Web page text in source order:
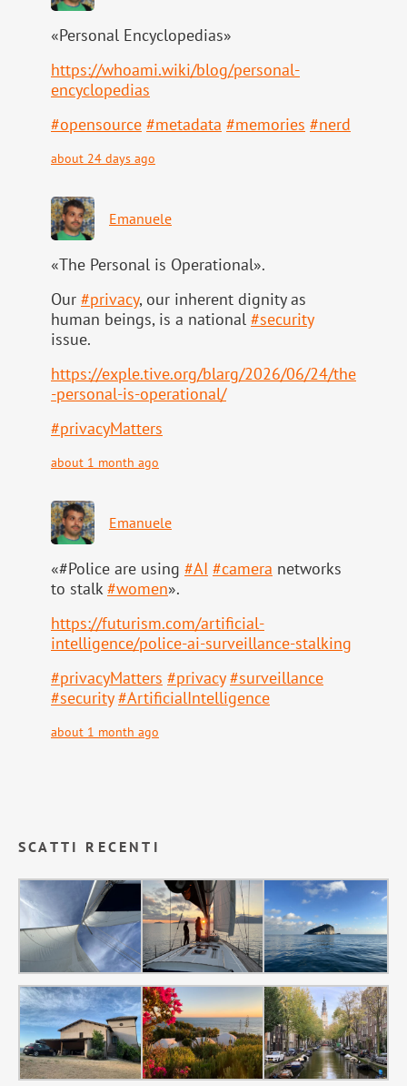
«Personal Encyclopedias»
https://whoami.wiki/blog/personal-
encyclopedias
#opensource #metadata #memories #nerd
about 24 days ago
Emanuele
«The Personal is Operational».
Our #privacy, our inherent dignity as
human beings, is a national #security
issue.
https://exple.tive.org/blarg/2026/06/24/the
-personal-is-operational/
#privacyMatters
about 1 month ago
Emanuele
«#Police are using #AI #camera networks
to stalk#women».
https://futurism.com/artificial-
intelligence/police-ai-surveillance-stalking
#privacyMatters #privacy #surveillance
#security #ArtificialIntelligence
about 1 month ago
SCATTI RECENTI